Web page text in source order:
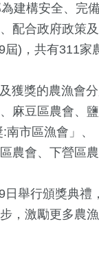
構安全、完備
配合政府政策
)，共有311家
獎的農漁會分
麻豆區農會、
市區漁會」、
農會、下營區
舉行頒獎典禮
，激勵更多農
1521
生活
671